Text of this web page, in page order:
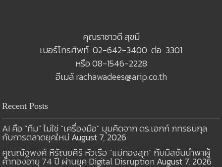
คุณราชาวดี สุขมี
เบอร์โทรศัพท์ 02-642-3400 ต่อ 3301
หรือ 08-1546-2228
อีเมล์rachawadees@arip.co.th
Recent Posts
AI คือ “ทีม” ไม่ใช่ “เครื่องมือ” มุมคิดจาก ดร.เอกก์ ภทรธนกุล
กับการตลาดยุคใหม่ August 7, 2026
คุณณัฐพงศ์ หิรัณยศิริ หัวเรือ “แม่ทองสุก” กับมิสชันนำพาผู้
ค้าทองอายุ 74 ปี ผ่านยุค Digital Disruption August 7, 2026